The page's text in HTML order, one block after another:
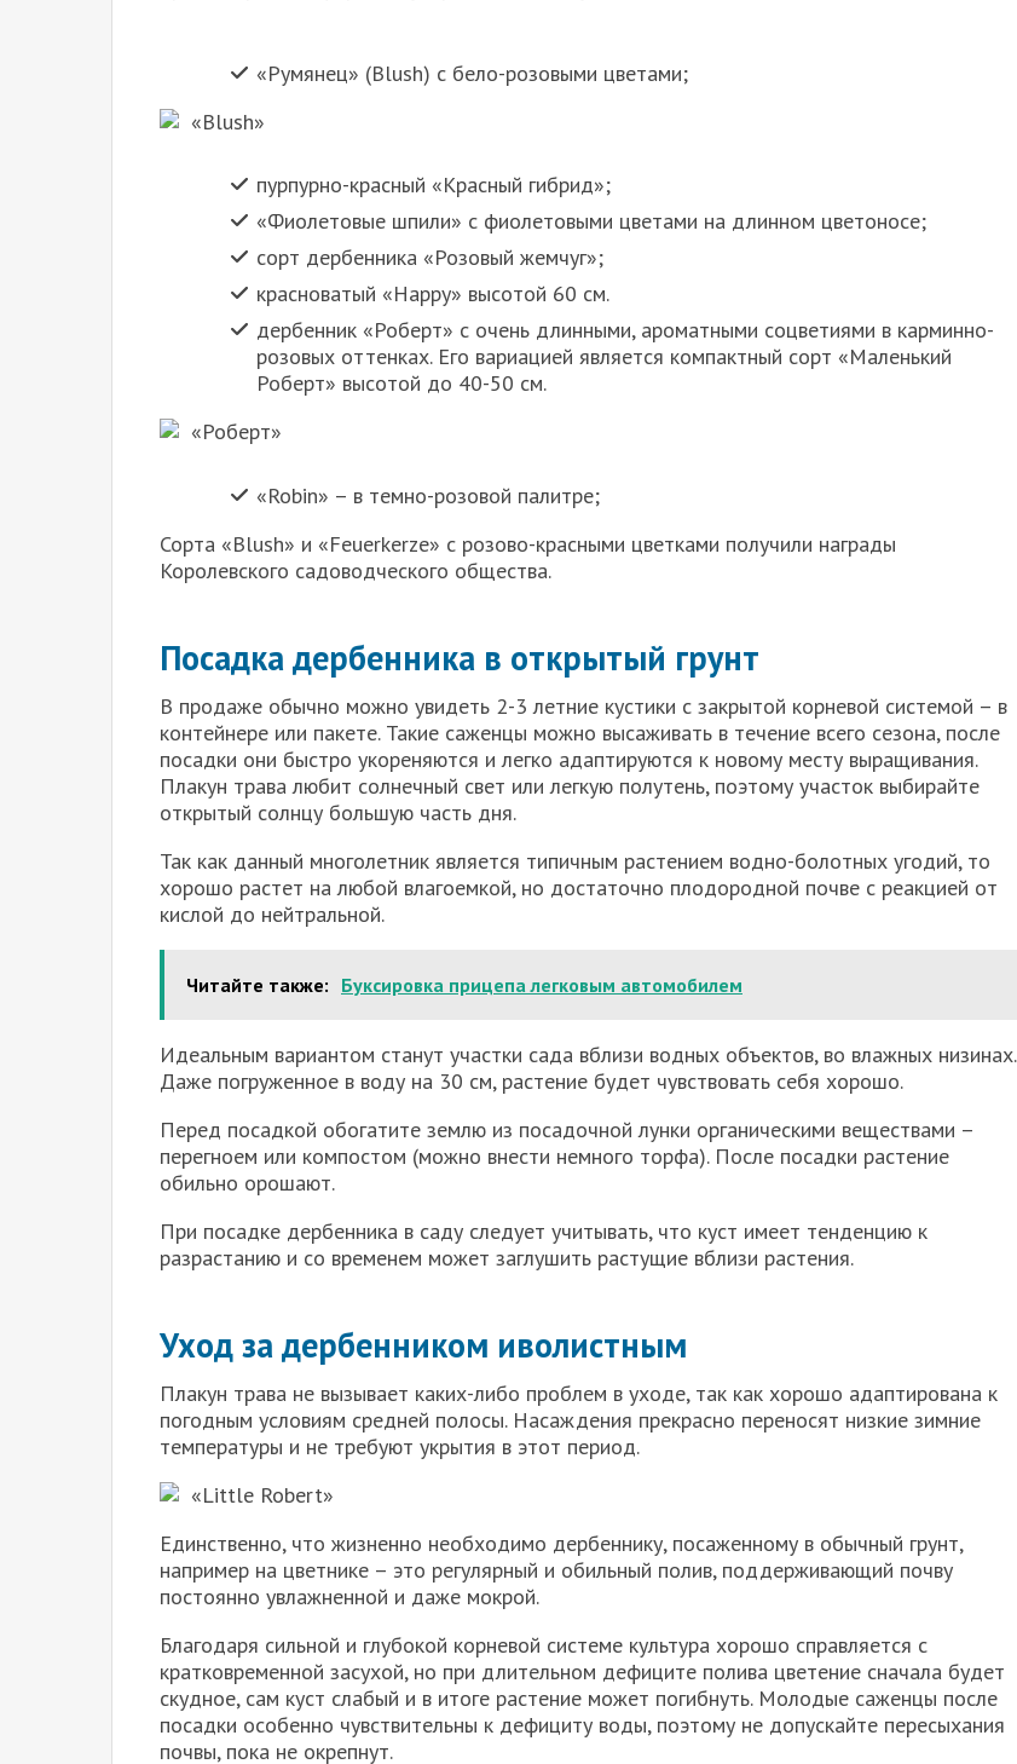
«Румянец» (Blush) с бело-розовыми цветами;
«Blush»
пурпурно-красный «Красный гибрид»;
«Фиолетовые шпили» с фиолетовыми цветами на длинном цветоносе;
сорт дербенника «Розовый жемчуг»;
красноватый «Happy» высотой 60 см.
дербенник «Роберт» с очень длинными, ароматными соцветиями в карминно-
розовых оттенках. Его вариацией является компактный сорт «Маленький
Роберт» высотой до 40-50 см.
«Роберт»
«Robin» – в темно-розовой палитре;
Сорта «Blush» и «Feuerkerze» с розово-красными цветками получили награды
Королевского садоводческого общества.
Посадка дербенника в открытый грунт
В продаже обычно можно увидеть 2-3 летние кустики с закрытой корневой системой – в
контейнере или пакете. Такие саженцы можно высаживать в течение всего сезона, после
посадки они быстро укореняются и легко адаптируются к новому месту выращивания.
Плакун трава любит солнечный свет или легкую полутень, поэтому участок выбирайте
открытый солнцу большую часть дня.
Так как данный многолетник является типичным растением водно-болотных угодий, то
хорошо растет на любой влагоемкой, но достаточно плодородной почве с реакцией от
кислой до нейтральной.
Читайте также: Буксировка прицепа легковым автомобилем
Идеальным вариантом станут участки сада вблизи водных объектов, во влажных низинах.
Даже погруженное в воду на 30 см, растение будет чувствовать себя хорошо.
Перед посадкой обогатите землю из посадочной лунки органическими веществами –
перегноем или компостом (можно внести немного торфа). После посадки растение
обильно орошают.
При посадке дербенника в саду следует учитывать, что куст имеет тенденцию к
разрастанию и со временем может заглушить растущие вблизи растения.
Уход за дербенником иволистным
Плакун трава не вызывает каких-либо проблем в уходе, так как хорошо адаптирована к
погодным условиям средней полосы. Насаждения прекрасно переносят низкие зимние
температуры и не требуют укрытия в этот период.
«Little Robert»
Единственно, что жизненно необходимо дербеннику, посаженному в обычный грунт,
например на цветнике – это регулярный и обильный полив, поддерживающий почву
постоянно увлажненной и даже мокрой.
Благодаря сильной и глубокой корневой системе культура хорошо справляется с
кратковременной засухой, но при длительном дефиците полива цветение сначала будет
скудное, сам куст слабый и в итоге растение может погибнуть. Молодые саженцы после
посадки особенно чувствительны к дефициту воды, поэтому не допускайте пересыхания
почвы, пока не окрепнут.